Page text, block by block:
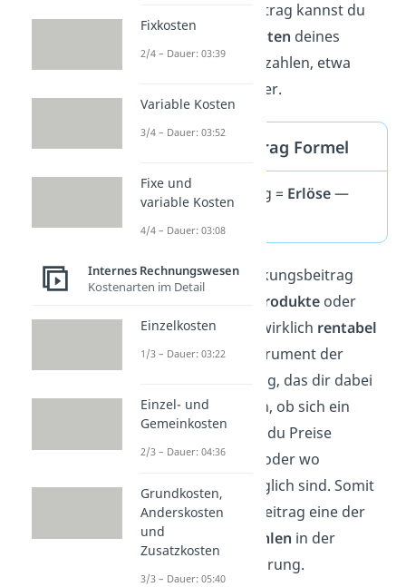
dem Deckungsbeitrag kannst du
dann die
fixen Kosten deines
Unternehmens bezahlen, etwa
Miete oder Gehälter.
Deckungsbeitrag Formel
Deckungsbeitrag = Erlöse—
So macht der Deckungsbeitrag
Produkteoder
Dienstleistungen wirklich rentabel
sind. Er ist ein Instrument der
Teilkostenrechnung, das dir dabei
hilft einzuschätzen, ob sich ein
Angebot lohnt, ob du Preise
anpassen solltest oder wo
Einsparungen möglich sind. Somit
ist der Deckungsbeitrag eine der
zentralen Kennzahlen in der
Unternehmensführung.
Fixkosten
2/4 – Dauer: 03:39
Variable Kosten
3/4 – Dauer: 03:52
Fixe und
variable Kosten
4/4 – Dauer: 03:08
Internes Rechnungswesen
Kostenarten im Detail
Einzelkosten
1/3 – Dauer: 03:22
Einzel- und
Gemeinkosten
2/3 – Dauer: 04:36
Grundkosten,
Anderskosten
und
Zusatzkosten
3/3 – Dauer: 05:40